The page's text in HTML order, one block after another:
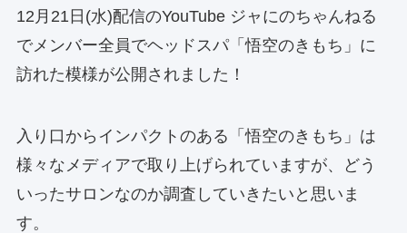
12月21日(水)配信のYouTube ジャにのちゃんねる
でメンバー全員でヘッドスパ「悟空のきもち」に
訪れた模様が公開されました！
入り口からインパクトのある「悟空のきもち」は
様々なメディアで取り上げられていますが、どう
いったサロンなのか調査していきたいと思いま
す。